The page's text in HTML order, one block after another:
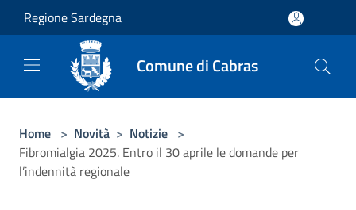
Salta al contenuto principale
Regione Sardegna
Comune di Cabras
Home > Novità > Notizie >
Fibromialgia 2025. Entro il 30 aprile le domande per
l’indennità regionale